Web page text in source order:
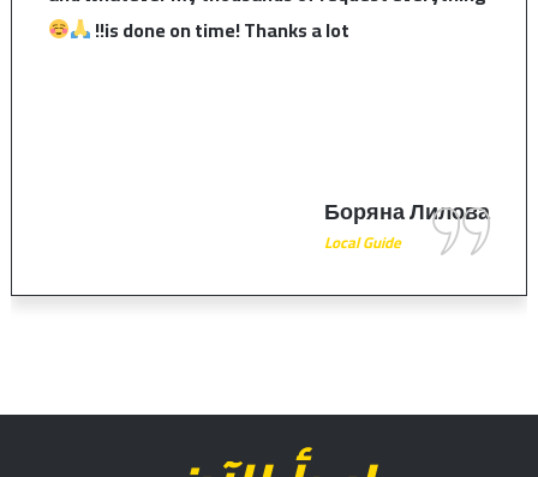
and patient. They paid
Mohamed Osman